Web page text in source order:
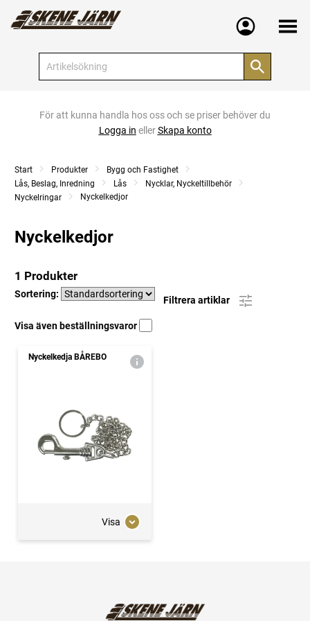
Meny
För att kunna handla hos oss och se priser behöver du
Logga in ellerSkapa konto
Start Produkter
Bygg och Fastighet
Lås, Beslag, Inredning
Lås
Nycklar, Nyckeltillbehör
Nyckelringar
Nyckelkedjor
Nyckelkedjor
1 Produkter
Sortering:
Filtrera artiklar
Visa även beställningsvaror
Nyckelkedja BÅREBO
Visa